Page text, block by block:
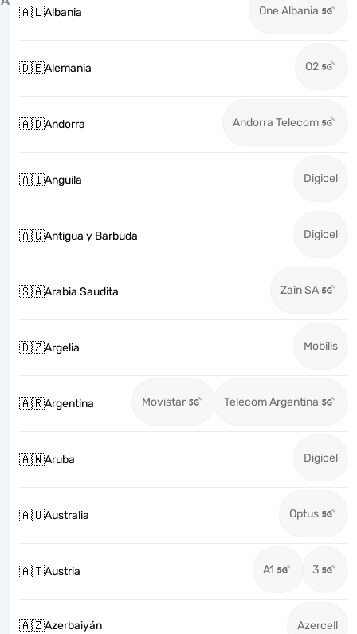
🇦🇱Albania One Albania
🇩🇪Alemania O2
🇦🇩Andorra Andorra Telecom
🇦🇮Anguila Digicel
🇦🇬Antigua y Barbuda Digicel
🇸🇦Arabia Saudita Zain SA
🇩🇿Argelia Mobilis
🇦🇷Argentina Movistar Telecom Argentina
🇦🇼Aruba Digicel
🇦🇺Australia Optus
🇦🇹Austria A1 3
🇦🇿Azerbaiyán Azercell